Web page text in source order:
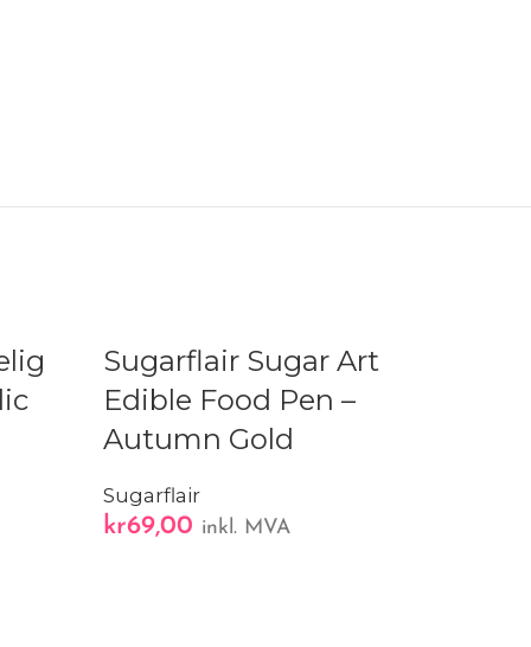
Sugarflair Sugar Art
Edible Food Pen –
Autumn Gold
Sugarflair
kr69,00 inkl. MVA